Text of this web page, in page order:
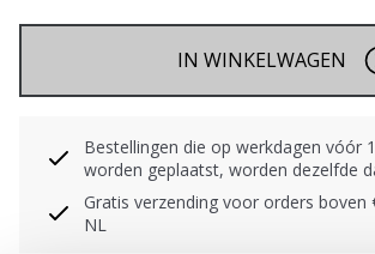
IN WINKELWAGEN
Bestellingen die op werkdagen vóór
worden geplaatst, worden dezelfde
Gratis verzending voor orders boven
NL